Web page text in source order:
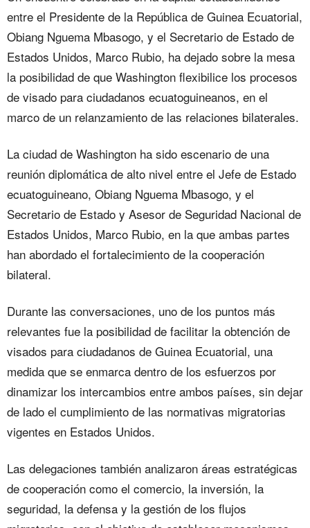
entre el Presidente de la República de Guinea Ecuatorial,
Obiang Nguema Mbasogo, y el Secretario de Estado de
Estados Unidos, Marco Rubio, ha dejado sobre la mesa
la posibilidad de que Washington flexibilice los procesos
de visado para ciudadanos ecuatoguineanos, en el
marco de un relanzamiento de las relaciones bilaterales.
La ciudad de Washington ha sido escenario de una
reunión diplomática de alto nivel entre el Jefe de Estado
ecuatoguineano, Obiang Nguema Mbasogo, y el
Secretario de Estado y Asesor de Seguridad Nacional de
Estados Unidos, Marco Rubio, en la que ambas partes
han abordado el fortalecimiento de la cooperación
bilateral.
Durante las conversaciones, uno de los puntos más
relevantes fue la posibilidad de facilitar la obtención de
visados para ciudadanos de Guinea Ecuatorial, una
medida que se enmarca dentro de los esfuerzos por
dinamizar los intercambios entre ambos países, sin dejar
de lado el cumplimiento de las normativas migratorias
vigentes en Estados Unidos.
Las delegaciones también analizaron áreas estratégicas
de cooperación como el comercio, la inversión, la
seguridad, la defensa y la gestión de los flujos